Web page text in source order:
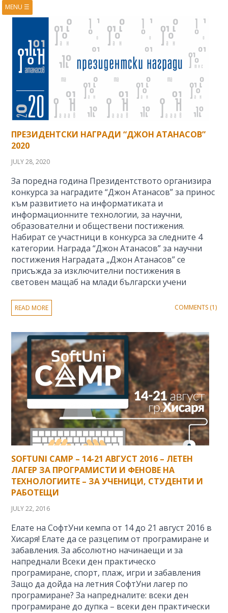
MENU ☰
HOME
ABOUT
BOOKS
COURSES
PRESENTATIONS
RESEARCH
PUBLICATIONS
CONTACTS
RSS FEED
ПРЕЗИДЕНТСКИ НАГРАДИ “ДЖОН АТАНАСОВ”
2020
JULY 28, 2020
За поредна година Президентството организира
конкурса за наградите “Джон Атанасов” за принос
към развитието на информатиката и
информационните технологии, за научни,
образователни и обществени постижения.
Набират се участници в конкурса за следните 4
категории. Награда “Джон Атанасов” за научни
постижения Наградата „Джон Атанасов” се
присъжда за изключителни постижения в
световен мащаб на млади български учени
READ MORE COMMENTS (1)
SOFTUNI CAMP – 14-21 АВГУСТ 2016 – ЛЕТЕН
ЛАГЕР ЗА ПРОГРАМИСТИ И ФЕНОВЕ НА
ТЕХНОЛОГИИТЕ – ЗА УЧЕНИЦИ, СТУДЕНТИ И
РАБОТЕЩИ
JULY 22, 2016
Елате на СофтУни кемпа от 14 до 21 август 2016 в
Хисаря! Елате да се разцепим от програмиране и
забавления. За абсолютно начинаещи и за
напреднали Всеки ден практическо
програмиране, спорт, плаж, игри и забавления
Защо да дойда на летния СофтУни лагер по
програмиране? За напредналите: всеки ден
програмиране до дупка – всеки ден практически